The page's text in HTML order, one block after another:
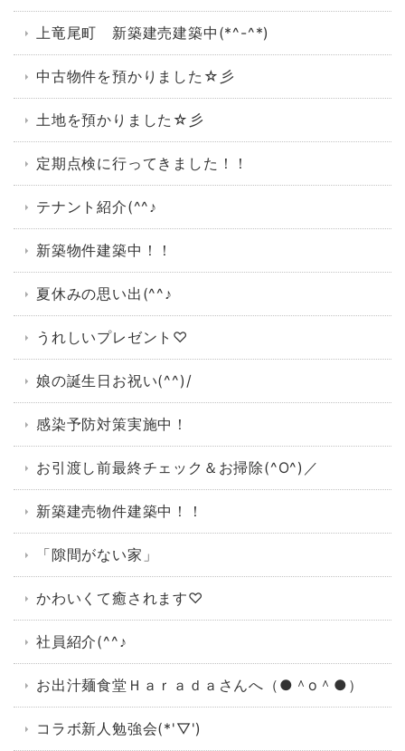
上竜尾町 新築建売建築中(*^-^*)
中古物件を預かりました☆彡
土地を預かりました☆彡
定期点検に行ってきました！！
テナント紹介(^^♪
新築物件建築中！！
夏休みの思い出(^^♪
うれしいプレゼント♡
娘の誕生日お祝い(^^)/
感染予防対策実施中！
お引渡し前最終チェック＆お掃除(^O^)／
新築建売物件建築中！！
「隙間がない家」
かわいくて癒されます♡
社員紹介(^^♪
お出汁麺食堂Ｈａｒａｄａさんへ（●＾o＾●）
コラボ新人勉強会(*'▽')